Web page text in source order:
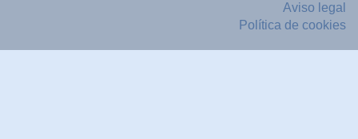
Aviso legal
Política de cookies